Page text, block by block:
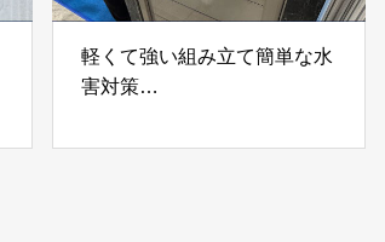
軽くて強い組み立て簡単な水
害対策
ー」